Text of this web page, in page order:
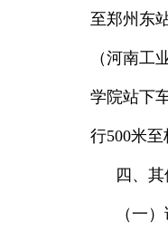
至郑州东
（河南工
学院站下
行500米至
四、
（一